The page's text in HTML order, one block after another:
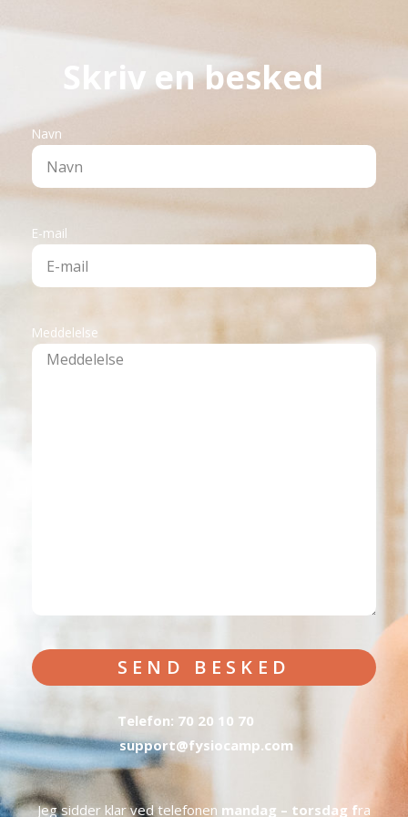
Skriv en besked
Navn
E-mail
Meddelelse
SEND BESKED
Telefon: 70 20 10 70
support@fysiocamp.com
Jeg sidder klar ved telefonen mandag – torsdag fra